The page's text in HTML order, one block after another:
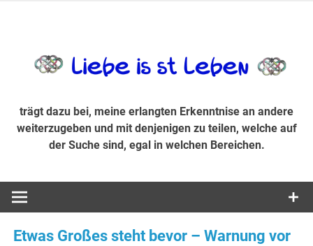
Suche sind, egal in welchen Bereichen.
trägt dazu bei, meine erlangten Erkenntnise an andere
weiterzugeben und mit denjenigen zu teilen, welche auf
der Suche sind, egal in welchen Bereichen.
Etwas Großes steht bevor – Warnung vor